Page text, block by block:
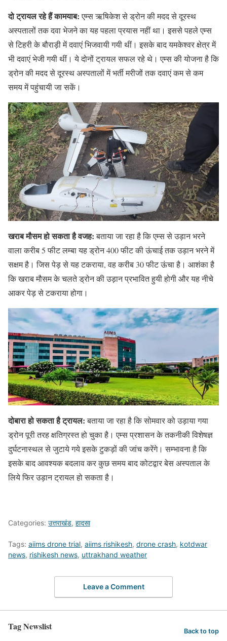
दो ट्रायल रहे हैं कामयाब:एम्स ऋषिकेश से ड्रोन की मदद से दूरस्थ
अस्पतालों तक दवा भेजने का यह पहला प्रयास नहीं था। इससे पहले एम्स
से टिहरी के बौराड़ी में दवाएं भिजवायी गयी थीं। इसके बाद यमकेश्वर क्षेत्र में
भी दवाएं भेजी गयी थीं। ये दोनों ट्रायल सफल रहे थे। एम्स की योजना है कि
ड्रोन की मदद से दूरस्थ अस्पतालों में भर्ती मरीजों तक दवाएं कम से कम
समय में पहुंचायी जा सकें।
खराब मौसम हो सकता है वजह:बताया जा रहा है कि एम्स से उड़ान भरने
वाला करीब 5 फीट लम्बा यह ड्रोन 400 फीट की ऊंचाई तक उड़ान भरने में
सक्षम है। जिस पेड़ से यह टकराया, वह करीब 30 फीट ऊंचा है। आशंका है
कि खराब मौसम के चलते ड्रोन की उड़ान प्रभावित हुयी होगी और यह नीचे
आकर पेड़ से टकराया होगा।
दोबारा हो सकता है ट्रायल:बताया जा रहा है कि सोमवार को उड़ाया गया
ड्रोन पूरी तरह क्षतिग्रस्त हो चुका है। एम्स प्रशासन के तकनीकी विशेषज्ञ
दुर्घटनास्थल से जुटाये गये इसके टुकड़ों की जांच करेंगे। सम्भावना है कि
इसके बाद आवश्यक बदलाव कर कुछ समय बाद कोटद्वार बेस अस्पताल के
लिये फिर उड़ान ट्रायल हो सकता है।
Categories: उत्तराखंड, हादसा
Tags: aiims drone trial, aiims rishikesh, drone crash, kotdwar
news, rishikesh news, uttrakhand weather
Leave a Comment
Tag Newslist Back to top